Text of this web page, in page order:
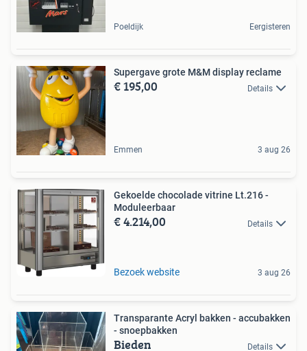
Poeldijk Eergisteren
Supergave grote M&M display reclame
€ 195,00 Details
Emmen 3 aug 26
Gekoelde chocolade vitrine Lt.216 -
Moduleerbaar
€ 4.214,00 Details
Bezoek website 3 aug 26
Transparante Acryl bakken - accubakken
- snoepbakken
Bieden Details